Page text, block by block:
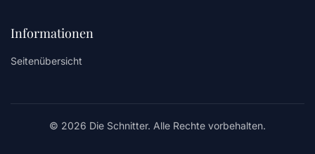
Informationen
Seitenübersicht
© 2026 Die Schnitter. Alle Rechte vorbehalten.